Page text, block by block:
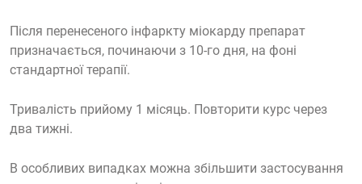
Після перенесеного інфаркту міокарду препарат
призначається, починаючи з 10-го дня, на фоні
стандартної терапії.
Тривалість прийому 1 місяць. Повторити курс через
два тижні.
В особливих випадках можна збільшити застосування